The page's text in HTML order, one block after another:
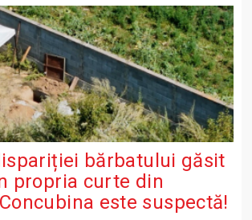
bărbatului găsit
propria curte din
este suspectă!